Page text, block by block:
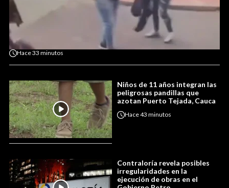
Hace33 minutos
Niños de 11 años integran las
peligrosas pandillas que
azotan Puerto Tejada, Cauca
Hace43 minutos
Contraloría revela posibles
irregularidades en la
ejecución de obras en el